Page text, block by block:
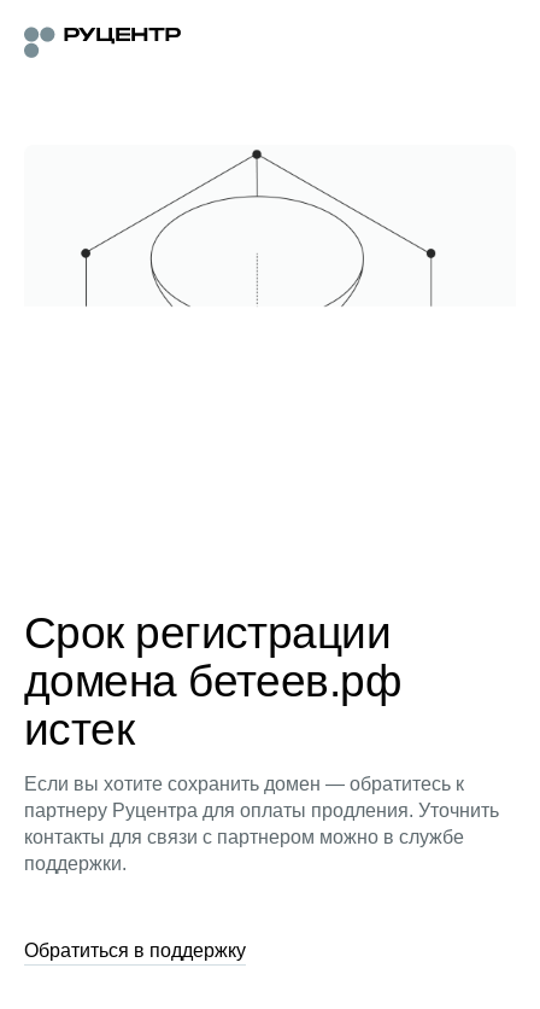
Срок регистрации
домена бетеев.рф
истек
Если вы хотите сохранить домен — обратитесь к
партнеру Руцентра для оплаты продления. Уточнить
контакты для связи с партнером можно в службе
поддержки.
Обратиться в поддержку